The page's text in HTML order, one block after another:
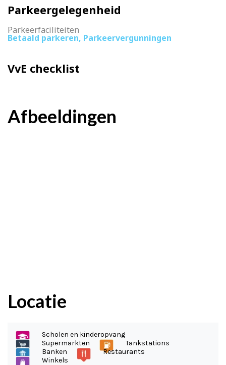
Parkeergelegenheid
Parkeerfaciliteiten
Betaald parkeren, Parkeervergunningen
VvE checklist
Afbeeldingen
Locatie
Scholen en kinderopvang
Supermarkten
Tankstations
Banken
Restaurants
Winkels